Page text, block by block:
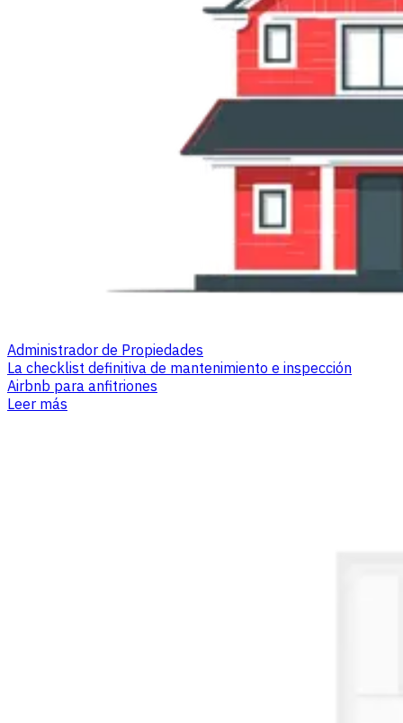
Administrador de Propiedades
La checklist definitiva de mantenimiento e inspección
Airbnb para anfitriones
Leer más